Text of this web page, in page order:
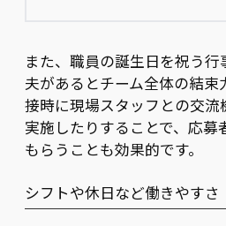
また、職員の誕生日を祝う
夫があるとチーム全体の結
接時に現場スタッフとの交
実施したりすることで、応
もらうことも効果的です。
シフトや休日など働きやすさ